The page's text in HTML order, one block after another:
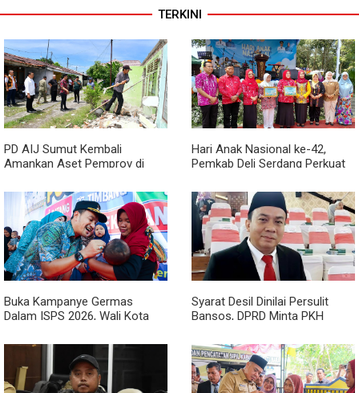
TERKINI
PD AIJ Sumut Kembali
Amankan Aset Pemprov di
Bioskop Ria Dibongkar
Hari Anak Nasional ke-42,
Pemkab Deli Serdang Perkuat
Buka Kampanye Germas
Dalam ISPS 2026, Wali Kota
Penurunan Stunting
Syarat Desil Dinilai Persulit
Bansos, DPRD Minta PKH